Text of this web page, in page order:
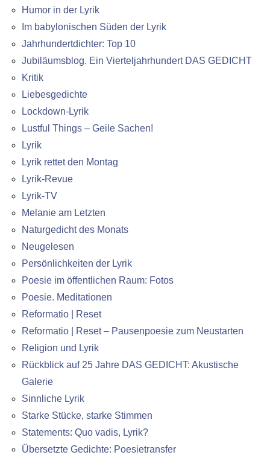
Humor in der Lyrik
Im babylonischen Süden der Lyrik
Jahrhundertdichter: Top 10
Jubiläumsblog. Ein Vierteljahrhundert DAS GEDICHT
Kritik
Liebesgedichte
Lockdown-Lyrik
Lustful Things – Geile Sachen!
Lyrik
Lyrik rettet den Montag
Lyrik-Revue
Lyrik-TV
Melanie am Letzten
Naturgedicht des Monats
Neugelesen
Persönlichkeiten der Lyrik
Poesie im öffentlichen Raum: Fotos
Poesie. Meditationen
Reformatio | Reset
Reformatio | Reset – Pausenpoesie zum Neustarten
Religion und Lyrik
Rückblick auf 25 Jahre DAS GEDICHT: Akustische
Galerie
Sinnliche Lyrik
Starke Stücke, starke Stimmen
Statements: Quo vadis, Lyrik?
Übersetzte Gedichte: Poesietransfer